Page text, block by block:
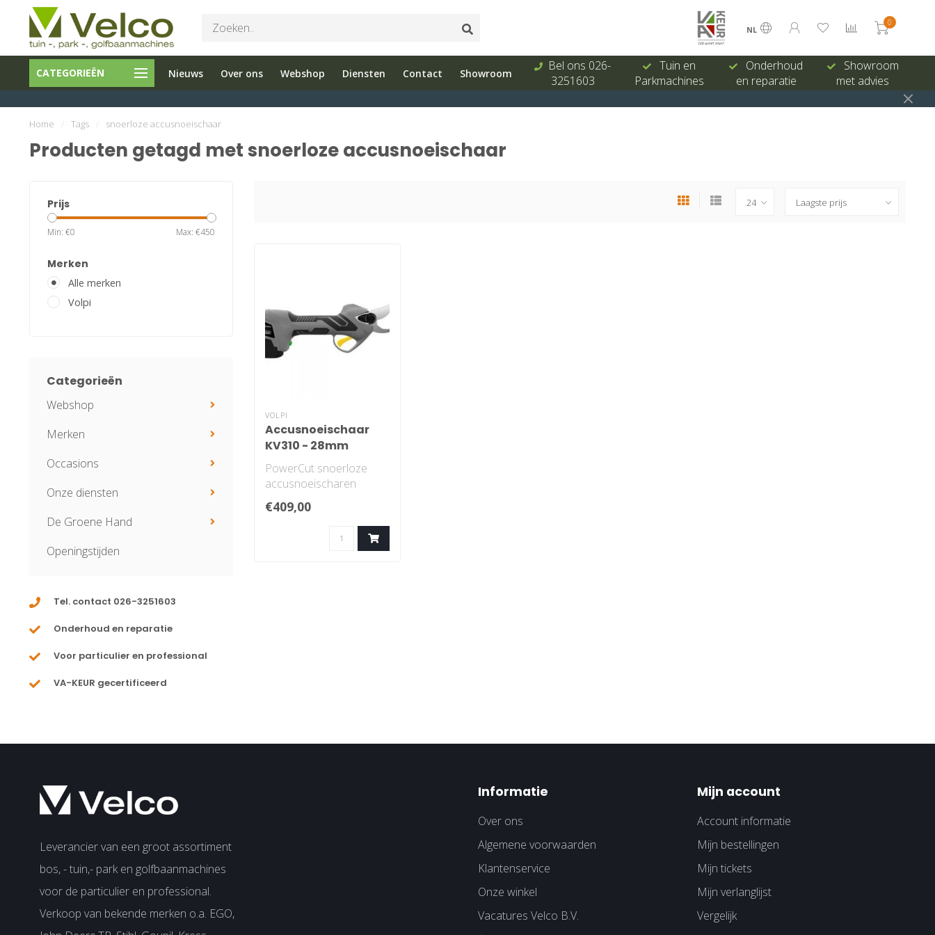
NL
0
CATEGORIEËN Nieuws Over ons Webshop Diensten Contact Showroom
3251603
Parkmachines
en reparatie
met advies
Bel ons 026-
3251603
Tuin en
Parkmachines
Onderhoud
en reparatie
Showroom
met advies
Home Tags snoerloze accusnoeischaar
Producten getagd met snoerloze accusnoeischaar
Prijs
Min: €0 Max: €450
Merken
Alle merken
Volpi
Categorieën
Webshop
Merken
Occasions
Onze diensten
De Groene Hand
Openingstijden
Tel. contact 026-3251603
Onderhoud en reparatie
Voor particulier en professional
VA-KEUR gecertificeerd
VOLPI
Accusnoeischaar
KV310 - 28mm
PowerCut snoerloze
accusnoeischaren
Snoeischaren voor
zowel de particuliere al..
€409,00
Leverancier van een groot assortiment
bos, - tuin,- park en golfbaanmachines
voor de particulier en professional.
Verkoop van bekende merken o.a. EGO,
Informatie
Over ons
Algemene voorwaarden
Klantenservice
Onze winkel
Vacatures Velco B.V.
Mijn account
Account informatie
Mijn bestellingen
Mijn tickets
Mijn verlanglijst
Vergelijk